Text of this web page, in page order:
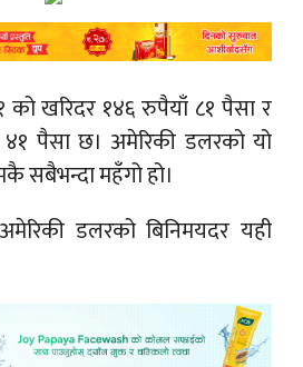
खरिदर १४६ रुपैयाँ ८१ पैसा र
४१ पैसा छ। अमेरिकी डलरको यो
सबैभन्दा महँगो हो।
डलरको बिनिमयदर यही